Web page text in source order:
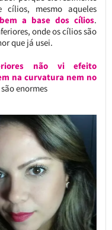
cílios, mesmo aqueles
a base dos cílios.
onde os cílios são
que já usei.
não vi efeito
na curvatura nem no
enormes